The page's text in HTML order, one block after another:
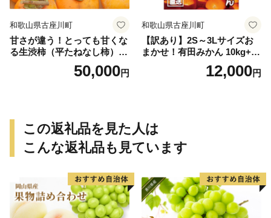
和歌山県古座川町
甘さが違う！とっても甘くな
る生渋柿（平たねなし柿）吊
ップ付約14.5～15kg 約60～
50,000円
和歌山県古座川町
【訳あり】2S～3Lサイズお
まかせ！有田みかん 10kg+2k
g保証分 11月から12月下旬ま
でに順次発送致します。 / 訳
12,000円
この返礼品を見た人は
こんな返礼品も見ています